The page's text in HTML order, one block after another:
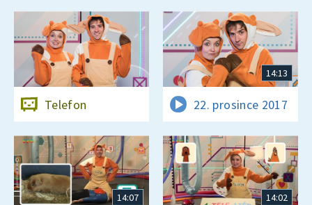
Telefon
14:13
22. prosince 2017
14:07 14:02